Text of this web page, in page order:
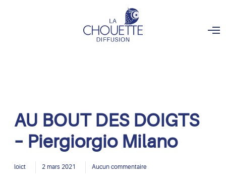
O
AU BOUT DES DOIGTS
– Piergiorgio Milano
loict 2 mars 2021 Aucun commentaire